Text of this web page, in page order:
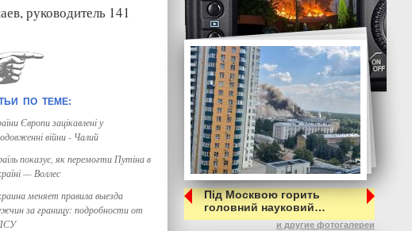
руководитель 141
Європи зацікавлені у
війни - Чалий
показує, як перемогти Путіна в
— Воллес
меняет правила выезда
за границу: подробности от
Під Москвою горить
головний науковий…
и другие фотогалереи